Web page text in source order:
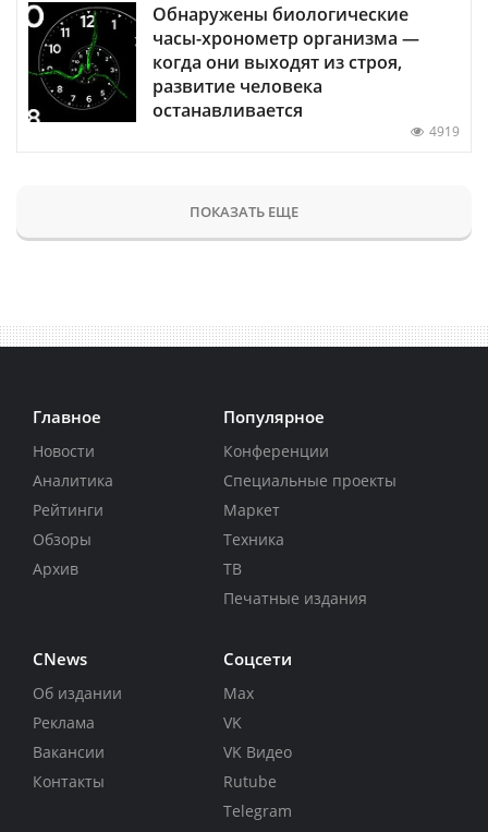
Обнаружены биологические
часы-хронометр организма —
когда они выходят из строя,
развитие человека
останавливается
4919
ПОКАЗАТЬ ЕЩЕ
Главное
Новости
Аналитика
Рейтинги
Обзоры
Архив
Популярное
Конференции
Специальные проекты
Маркет
Техника
ТВ
Печатные издания
CNews
Об издании
Реклама
Вакансии
Контакты
Соцсети
Max
VK
VK Видео
Rutube
Telegram